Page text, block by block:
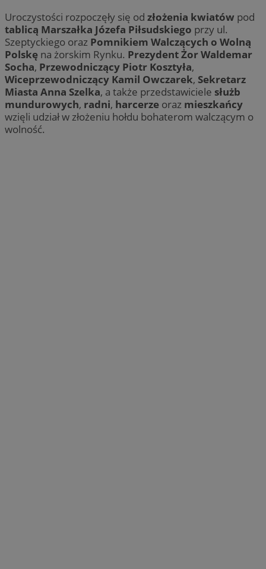
Uroczystości rozpoczęły się od złożenia kwiatów pod
tablicą Marszałka Józefa Piłsudskiego przy ul.
Szeptyckiego oraz Pomnikiem Walczących o Wolną
Polskę na żorskim Rynku. Prezydent Żor Waldemar
Socha, Przewodniczący Piotr Kosztyła,
Wiceprzewodniczący Kamil Owczarek, Sekretarz
Miasta Anna Szelka, a także przedstawiciele służb
mundurowych, radni, harcerze oraz mieszkańcy
wzięli udział w złożeniu hołdu bohaterom walczącym o
wolność.